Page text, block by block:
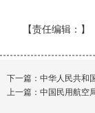
【责任编辑： 】
下一篇： 中华人民共和
上一篇： 中国民用航空